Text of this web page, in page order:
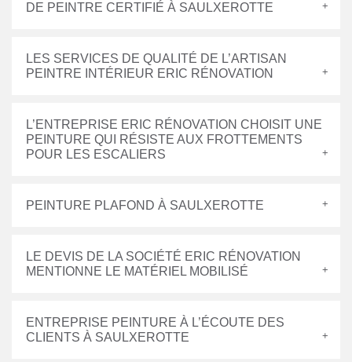
DE PEINTRE CERTIFIÉ À SAULXEROTTE
LES SERVICES DE QUALITÉ DE L’ARTISAN
PEINTRE INTÉRIEUR ERIC RÉNOVATION
L’ENTREPRISE ERIC RÉNOVATION CHOISIT UNE
PEINTURE QUI RÉSISTE AUX FROTTEMENTS
POUR LES ESCALIERS
PEINTURE PLAFOND À SAULXEROTTE
LE DEVIS DE LA SOCIÉTÉ ERIC RÉNOVATION
MENTIONNE LE MATÉRIEL MOBILISÉ
ENTREPRISE PEINTURE À L’ÉCOUTE DES
CLIENTS À SAULXEROTTE